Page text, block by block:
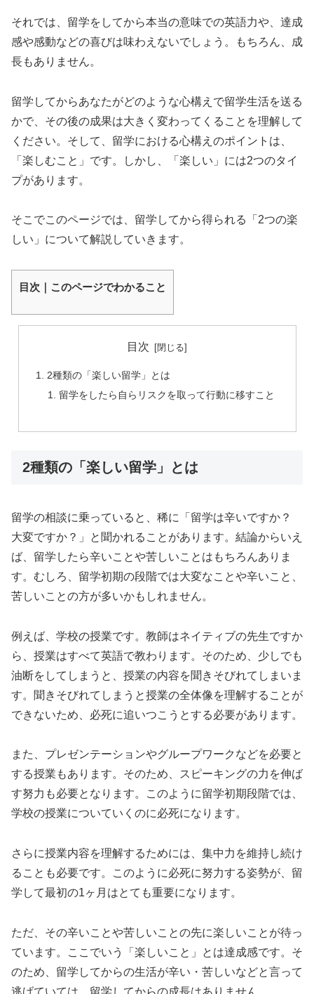
それでは、留学をしてから本当の意味での英語力や、達成
感や感動などの喜びは味わえないでしょう。もちろん、成
長もありません。
留学してからあなたがどのような心構えで留学生活を送る
かで、その後の成果は大きく変わってくることを理解して
ください。そして、留学における心構えのポイントは、
「楽しむこと」です。しかし、「楽しい」には2つのタイ
プがあります。
そこでこのページでは、留学してから得られる「2つの楽
しい」について解説していきます。
目次｜このページでわかること
目次
2種類の「楽しい留学」とは
留学をしたら自らリスクを取って行動に移すこと
2種類の「楽しい留学」とは
留学の相談に乗っていると、稀に「留学は辛いですか？
大変ですか？」と聞かれることがあります。結論からいえ
ば、 留学したら辛いことや苦しいことはもちろんありま
す。むしろ、 留学初期の段階では大変なことや辛いこと、
苦しいことの方が多いかもしれません。
例えば、学校の授業です。教師はネイティブの先生ですか
ら、授業はすべて英語で教わります。そのため、少しでも
油断をしてしまうと、授業の内容を聞きそびれてしまいま
す。聞きそびれてしまうと授業の全体像を理解することが
できないため、必死に追いつこうとする必要があります。
また、プレゼンテーションやグループワークなどを必要と
する授業もあります。そのため、スピーキングの力を伸ば
す努力も必要となります。このように留学初期段階では、
学校の授業についていくのに必死になります。
さらに授業内容を理解するためには、集中力を維持し続け
ることも必要です。このように必死に努力する姿勢が、留
学して最初の1ヶ月はとても重要になります。
ただ、その辛いことや苦しいことの先に楽しいことが待っ
ています。ここでいう「楽しいこと」とは達成感です。そ
のため、留学してからの生活が辛い・苦しいなどと言って
逃げていては、留学してからの成長はありません。